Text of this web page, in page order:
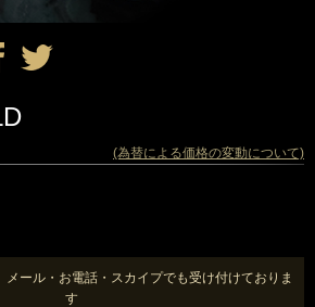
(為替による価格の変動について)
メール・お電話・スカイプでも受け付けておりま
す